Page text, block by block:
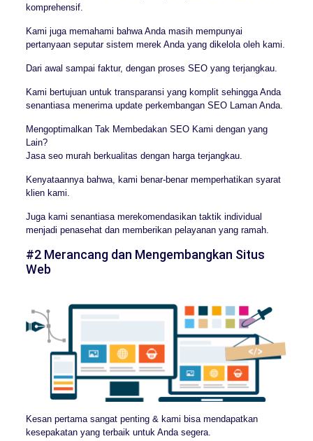
komprehensif.
Kami juga memahami bahwa Anda masih mempunyai
pertanyaan seputar sistem merek Anda yang dikelola oleh kami.
Dari awal sampai faktur, dengan proses SEO yang terjangkau.
Kami bertujuan untuk transparansi yang komplit sehingga Anda
senantiasa menerima update perkembangan SEO Laman Anda.
Mengoptimalkan Tak Membedakan SEO Kami dengan yang
Lain?
Jasa seo murah berkualitas dengan harga terjangkau.
Kenyataannya bahwa, kami benar-benar memperhatikan syarat
klien kami.
Juga kami senantiasa merekomendasikan taktik individual
menjadi penasehat dan memberikan pelayanan yang ramah.
#2 Merancang dan Mengembangkan Situs
Web
Kesan pertama sangat penting & kami bisa mendapatkan
kesepakatan yang terbaik untuk Anda segera.